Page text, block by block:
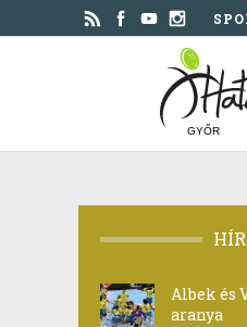
GYŐR
Albek és
aranya